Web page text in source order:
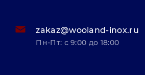
zakaz@wooland-inox.ru
Пн-Пт: с 9:00 до 18:00